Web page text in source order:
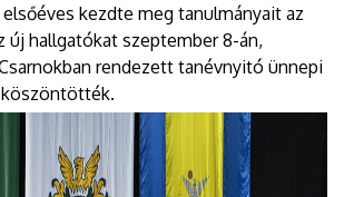
kezdte meg tanulmányait az
új hallgatókat szeptember 8-án,
rendezett tanévnyitó ünnepi